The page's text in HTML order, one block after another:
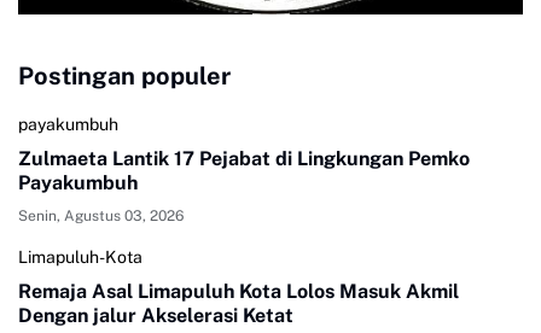
Postingan populer
payakumbuh
Zulmaeta Lantik 17 Pejabat di Lingkungan Pemko
Payakumbuh
Senin, Agustus 03, 2026
Limapuluh-Kota
Remaja Asal Limapuluh Kota Lolos Masuk Akmil
Dengan jalur Akselerasi Ketat